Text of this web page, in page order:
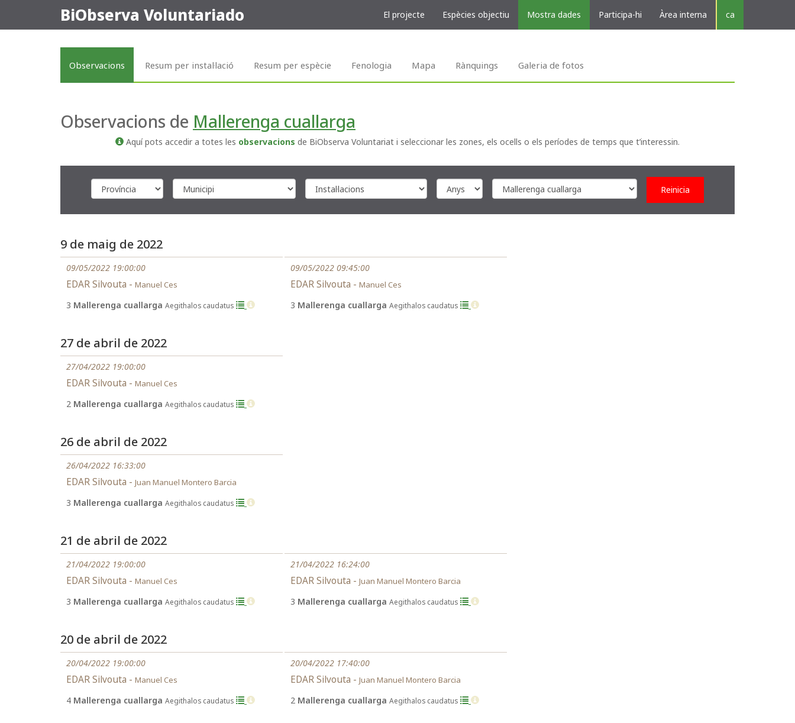
BiObserva Voluntariado El projecte Espècies objectiu Mostra dades Participa-hi Àrea interna ca
Observacions Resum per instal·lació Resum per espècie Fenologia Mapa Rànquings Galeria de fotos
Observacions de Mallerenga cuallarga
Aquí pots accedir a totes les observacions de BiObserva Voluntariat i seleccionar les zones, els ocells o els períodes de temps que t’interessin.
Reinicia
9 de maig de 2022
09/05/2022 19:00:00
EDAR Silvouta - Manuel Ces
3 Mallerenga cuallarga Aegithalos caudatus
09/05/2022 09:45:00
EDAR Silvouta - Manuel Ces
3 Mallerenga cuallarga Aegithalos caudatus
27 de abril de 2022
27/04/2022 19:00:00
EDAR Silvouta - Manuel Ces
2 Mallerenga cuallarga Aegithalos caudatus
26 de abril de 2022
26/04/2022 16:33:00
EDAR Silvouta - Juan Manuel Montero Barcia
3 Mallerenga cuallarga Aegithalos caudatus
21 de abril de 2022
21/04/2022 19:00:00
EDAR Silvouta - Manuel Ces
3 Mallerenga cuallarga Aegithalos caudatus
21/04/2022 16:24:00
EDAR Silvouta - Juan Manuel Montero Barcia
3 Mallerenga cuallarga Aegithalos caudatus
20 de abril de 2022
20/04/2022 19:00:00
EDAR Silvouta - Manuel Ces
4 Mallerenga cuallarga Aegithalos caudatus
20/04/2022 17:40:00
EDAR Silvouta - Juan Manuel Montero Barcia
2 Mallerenga cuallarga Aegithalos caudatus